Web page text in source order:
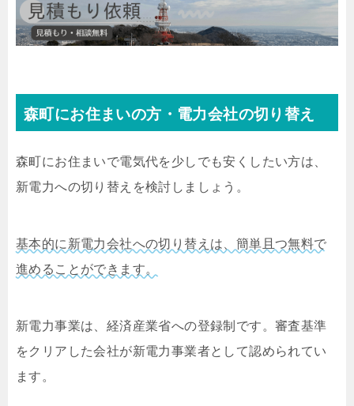
森町にお住まいの方・電力会社の切り替え
森町にお住まいで電気代を少しでも安くしたい方は、
新電力への切り替えを検討しましょう。
基本的に新電力会社への切り替えは、簡単且つ無料で
進めることができます。
新電力事業は、経済産業省への登録制です。審査基準
をクリアした会社が新電力事業者として認められてい
ます。